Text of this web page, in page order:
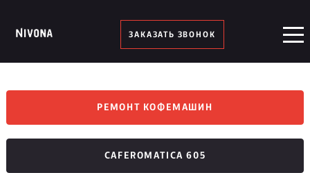
ЗАКАЗАТЬ ЗВОНОК
РЕМОНТ КОФЕМАШИН
CAFEROMATICA 605